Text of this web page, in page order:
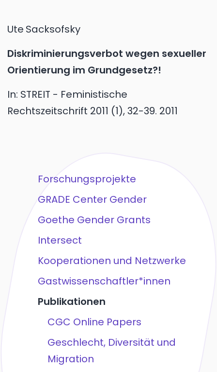
Ute Sacksofsky
Diskriminierungsverbot wegen sexueller
Orientierung im Grundgesetz?!
In: STREIT - Feministische
Rechtszeitschrift 2011 (1), 32-39. 2011
Forschungsprojekte
GRADE Center Gender
Goethe Gender Grants
Intersect
Kooperationen und Netzwerke
Gastwissenschaftler*innen
Publikationen
CGC Online Papers
Geschlecht, Diversität und
Migration